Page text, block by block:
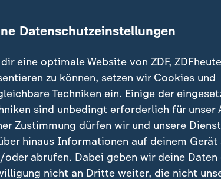
ein ganz bitterer Tag"
Datenschutzeinstellungen
eine optimale Website von ZDF,
zu können, setzen wir Cookies und
Techniken ein. Einige der
sind unbedingt erforderlich für unser
Zustimmung dürfen wir und unsere
hinaus Informationen auf deinem Gerät
oder abrufen. Dabei geben wir deine Daten
nicht an Dritte weiter, die nicht